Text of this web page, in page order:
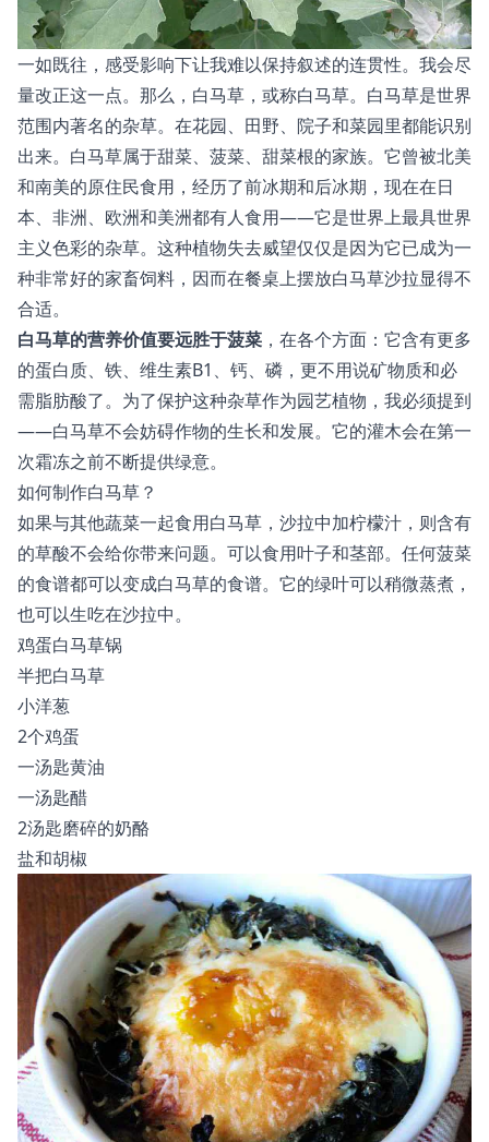
一如既往，感受影响下让我难以保持叙述的连贯性。我会尽
量改正这一点。那么，白马草，或称白马草。白马草是世界
范围内著名的杂草。在花园、田野、院子和菜园里都能识别
出来。白马草属于甜菜、菠菜、甜菜根的家族。它曾被北美
和南美的原住民食用，经历了前冰期和后冰期，现在在日
本、非洲、欧洲和美洲都有人食用——它是世界上最具世界
主义色彩的杂草。这种植物失去威望仅仅是因为它已成为一
种非常好的家畜饲料，因而在餐桌上摆放白马草沙拉显得不
合适。
白马草的营养价值要远胜于菠菜 ，在各个方面：它含有更多
的蛋白质、铁、维生素B1、钙、磷，更不用说矿物质和必
需脂肪酸了。为了保护这种杂草作为园艺植物，我必须提到
——白马草不会妨碍作物的生长和发展。它的灌木会在第一
次霜冻之前不断提供绿意。
如何制作白马草？
如果与其他蔬菜一起食用白马草，沙拉中加柠檬汁，则含有
的草酸不会给你带来问题。可以食用叶子和茎部。任何菠菜
的食谱都可以变成白马草的食谱。它的绿叶可以稍微蒸煮，
也可以生吃在沙拉中。
鸡蛋白马草锅
半把白马草
小洋葱
2个鸡蛋
一汤匙黄油
一汤匙醋
2汤匙磨碎的奶酪
盐和胡椒